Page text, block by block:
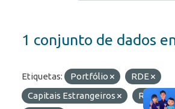
1 conjunto de dados
Etiquetas: Portfólio
RDE
Capitais Estrangeiros
ROF